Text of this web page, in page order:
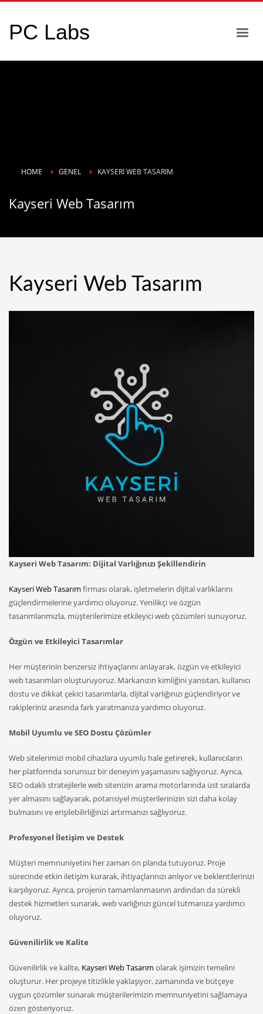
PC Labs
HOME GENEL KAYSERI WEB TASARIM
Kayseri Web Tasarım
Kayseri Web Tasarım
Kayseri Web Tasarım: Dijital Varlığınızı Şekillendirin
Kayseri Web Tasarım firması olarak, işletmelerin dijital varlıklarını
güçlendirmelerine yardımcı oluyoruz. Yenilikçi ve özgün
tasarımlarımızla, müşterilerimize etkileyici web çözümleri sunuyoruz.
Özgün ve Etkileyici Tasarımlar
Her müşterinin benzersiz ihtiyaçlarını anlayarak, özgün ve etkileyici
web tasarımları oluşturuyoruz. Markanızın kimliğini yansıtan, kullanıcı
dostu ve dikkat çekici tasarımlarla, dijital varlığınızı güçlendiriyor ve
rakipleriniz arasında fark yaratmanıza yardımcı oluyoruz.
Mobil Uyumlu ve SEO Dostu Çözümler
Web sitelerimizi mobil cihazlara uyumlu hale getirerek, kullanıcıların
her platformda sorunsuz bir deneyim yaşamasını sağlıyoruz. Ayrıca,
SEO odaklı stratejilerle web sitenizin arama motorlarında üst sıralarda
yer almasını sağlayarak, potansiyel müşterilerinizin sizi daha kolay
bulmasını ve erişilebilirliğinizi artırmanızı sağlıyoruz.
Profesyonel İletişim ve Destek
Müşteri memnuniyetini her zaman ön planda tutuyoruz. Proje
sürecinde etkin iletişim kurarak, ihtiyaçlarınızı anlıyor ve beklentilerinizi
karşılıyoruz. Ayrıca, projenin tamamlanmasının ardından da sürekli
destek hizmetleri sunarak, web varlığınızı güncel tutmanıza yardımcı
oluyoruz.
Güvenilirlik ve Kalite
Güvenilirlik ve kalite, Kayseri Web Tasarım olarak işimizin temelini
oluşturur. Her projeye titizlikle yaklaşıyor, zamanında ve bütçeye
uygun çözümler sunarak müşterilerimizin memnuniyetini sağlamaya
özen gösteriyoruz.